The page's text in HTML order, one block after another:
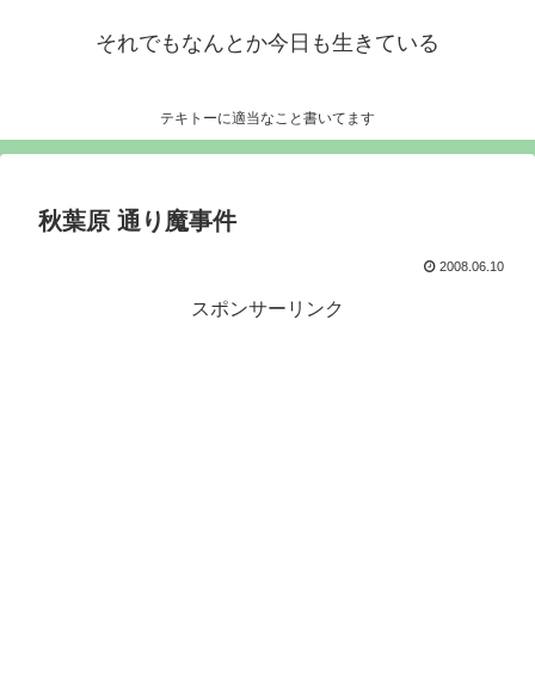
それでもなんとか今日も生きている
テキトーに適当なこと書いてます
秋葉原 通り魔事件
2008.06.10
スポンサーリンク